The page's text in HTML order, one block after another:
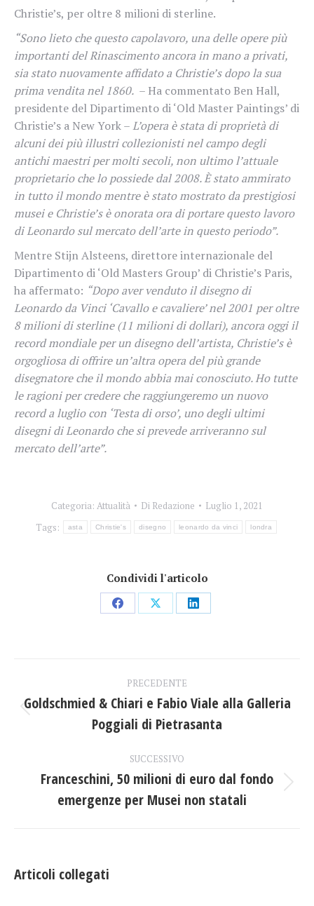
Christie’s, per oltre 8 milioni di sterline.
“Sono lieto che questo capolavoro, una delle opere più
importanti del Rinascimento ancora in mano a privati,
sia stato nuovamente affidato a Christie’s dopo la sua
prima vendita nel 1860. – Ha commentato Ben Hall,
presidente del Dipartimento di ‘Old Master Paintings’ di
Christie’s a New York –L’opera è stata di proprietà di
alcuni dei più illustri collezionisti nel campo degli
antichi maestri per molti secoli, non ultimo l’attuale
proprietario che lo possiede dal 2008. È stato ammirato
in tutto il mondo mentre è stato mostrato da prestigiosi
musei e Christie’s è onorata ora di portare questo lavoro
di Leonardo sul mercato dell’arte in questo periodo”.
Mentre Stijn Alsteens, direttore internazionale del
Dipartimento di ‘Old Masters Group’ di Christie’s Paris,
ha affermato: “Dopo aver venduto il disegno di
Leonardo da Vinci ‘Cavallo e cavaliere’ nel 2001 per oltre
8 milioni di sterline (11 milioni di dollari), ancora oggi il
record mondiale per un disegno dell’artista, Christie’s è
orgogliosa di offrire un’altra opera del più grande
disegnatore che il mondo abbia mai conosciuto. Ho tutte
le ragioni per credere che raggiungeremo un nuovo
record a luglio con ‘Testa di orso’, uno degli ultimi
disegni di Leonardo che si prevede arriveranno sul
mercato dell’arte”.
Categoria: Attualità Di Redazione
Luglio 1, 2021
Tags:
asta Christie's disegno leonardo da vinci londra
Condividi l'articolo
CondividiCondividiCondividi
tra
post
PRECEDENTE
Post
precedente:
Goldschmied & Chiari e Fabio Viale alla Galleria
Poggiali di Pietrasanta
SUCCESSIVO
Prossimo
post:
Franceschini, 50 milioni di euro dal fondo
emergenze per Musei non statali
Articoli collegati